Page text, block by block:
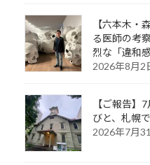
【六本木・
る医師の考
烈な「違和
2026年8月2
【ご報告】
びと、札幌
2026年7月